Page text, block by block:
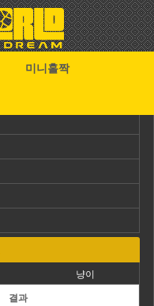
미니홀짝
냥이
결과